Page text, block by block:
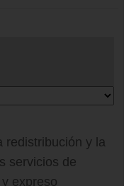
redistribución y la
servicios de
expreso